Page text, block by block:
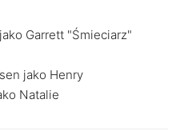
Garrett "Śmieciarz"
jako Henry
Natalie